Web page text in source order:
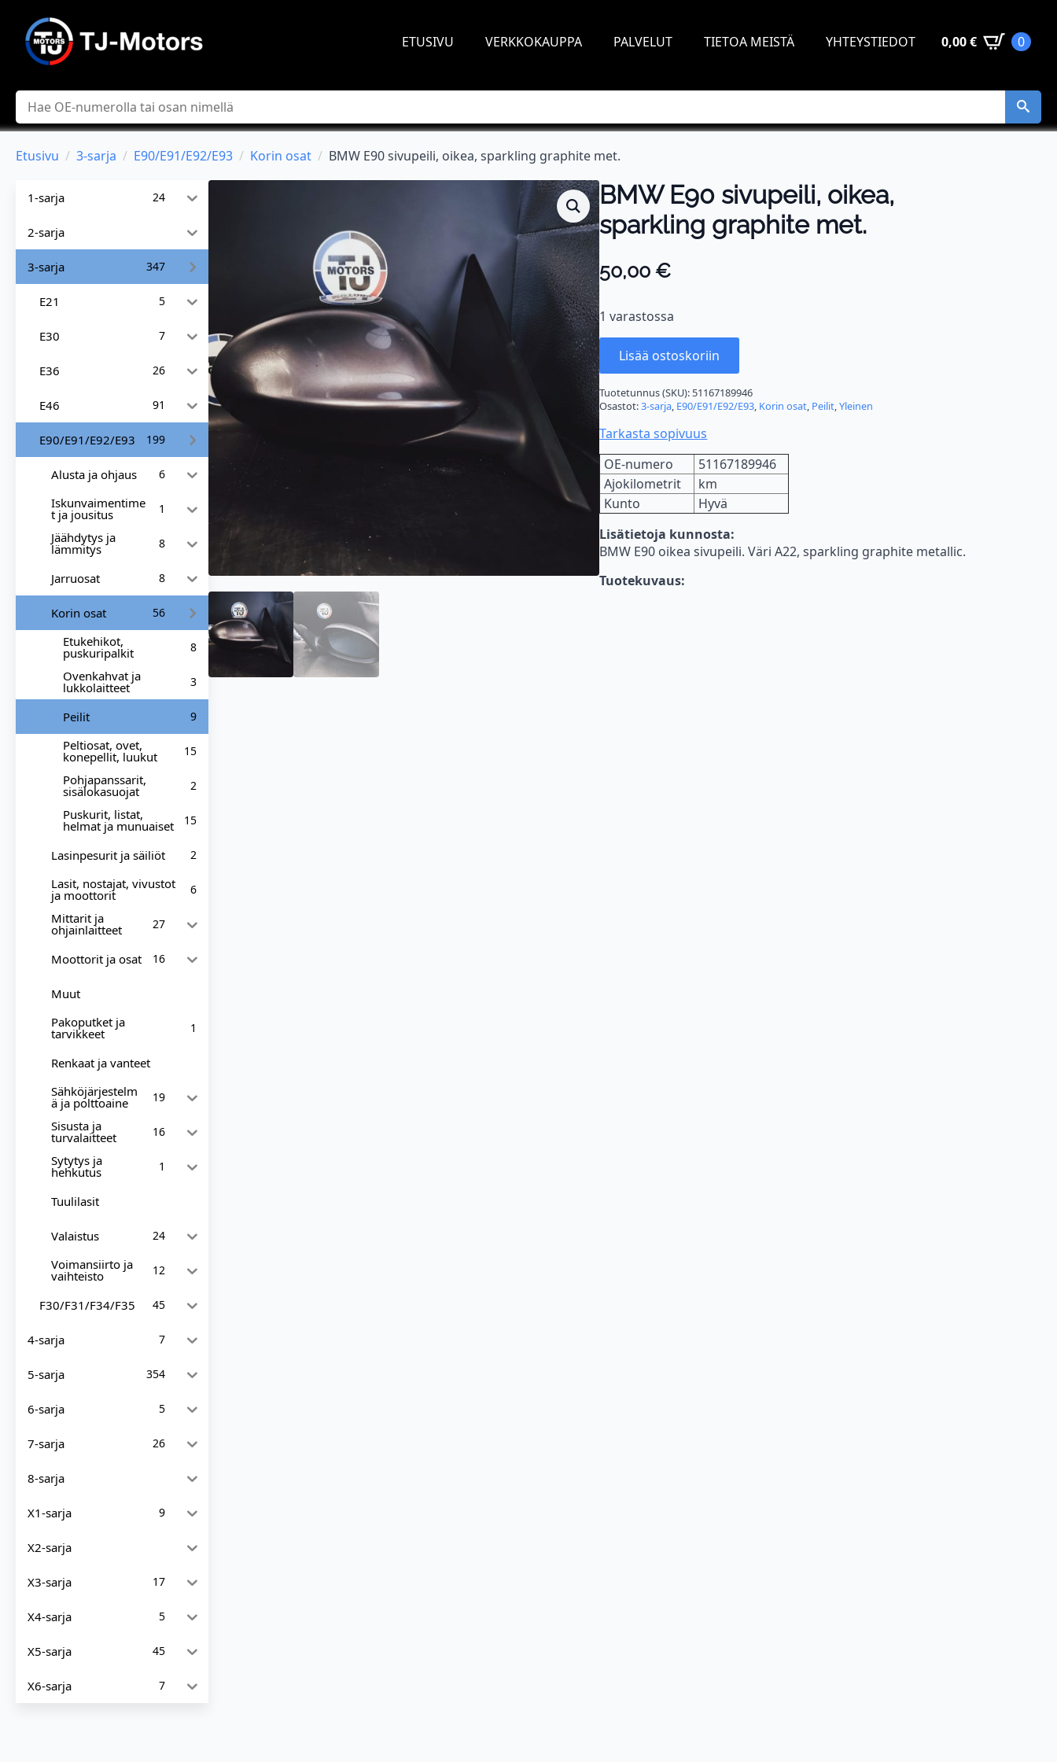
ETUSIVU VERKKOKAUPPA PALVELUT TIETOA MEISTÄ YHTEYSTIEDOT 0,00€ 0
Hae
Etusivu 3-sarja E90/E91/E92/E93 Korin osat BMW E90 sivupeili, oikea, sparkling graphite met.
1-sarja 24
2-sarja
3-sarja 347
E21 5
E30 7
E36 26
E46 91
E90/E91/E92/E93 199
Alusta ja ohjaus 6
Iskunvaimentime
t ja jousitus 1
Jäähdytys ja
lämmitys 8
Jarruosat 8
Korin osat 56
Etukehikot,
puskuripalkit 8
Ovenkahvat ja
lukkolaitteet 3
Peilit 9
Peltiosat, ovet,
konepellit, luukut 15
Pohjapanssarit,
sisälokasuojat 2
Puskurit, listat,
helmat ja munuaiset 15
Lasinpesurit ja säiliöt 2
Lasit, nostajat, vivustot
ja moottorit 6
Mittarit ja
ohjainlaitteet 27
Moottorit ja osat 16
Muut
Pakoputket ja
tarvikkeet 1
Renkaat ja vanteet
Sähköjärjestelm
ä ja polttoaine 19
Sisusta ja
turvalaitteet 16
Sytytys ja
hehkutus 1
Tuulilasit
Valaistus 24
Voimansiirto ja
vaihteisto 12
F30/F31/F34/F35 45
4-sarja 7
5-sarja 354
6-sarja 5
7-sarja 26
8-sarja
X1-sarja 9
X2-sarja
X3-sarja 17
X4-sarja 5
X5-sarja 45
X6-sarja 7
BMW E90 sivupeili, oikea,
sparkling graphite met.
50,00€
1 varastossa
Lisää ostoskoriin
Tuotetunnus (SKU): 51167189946
Osastot:3-sarja, E90/E91/E92/E93, Korin osat, Peilit,Yleinen
Tarkasta sopivuus
OE-numero
51167189946
Ajokilometrit
km
Kunto
Hyvä
Lisätietoja kunnosta:
BMW E90 oikea sivupeili. Väri A22, sparkling graphite metallic.
Tuotekuvaus: